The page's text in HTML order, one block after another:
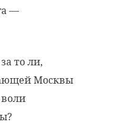
—
то ли,
Москвы